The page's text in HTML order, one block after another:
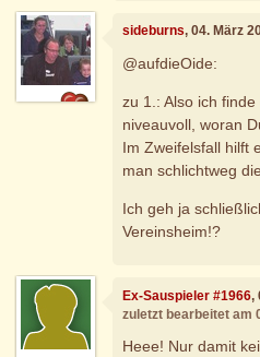
sideburns, 04. März
@aufdieOide:
zu 1.: Also ich
niveauvoll, woran
Im Zweifelsfall hilft
man schlichtweg
Ich geh ja
Vereinsheim!?
Ex-Sauspieler #1966,
zuletzt bearbeitet am
Heee! Nur damit